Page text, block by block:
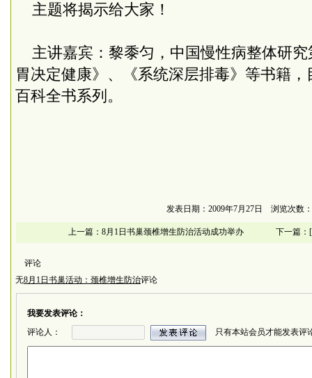
主题将揭示给大家！
主讲嘉宾：黎黍匀，中国慢性病整体研究
胃决定健康》、《系统深层排毒》等书籍
百科全书系列。
发表日期：2009年7月27日 浏览次数
上一篇： 8月1日书巢颈椎增生防治活动成功举办 下一篇：
评论
无8月1日书巢活动：颈椎增生防治评论
我要发表评论：
评论人：
只有本站会员才能发表评